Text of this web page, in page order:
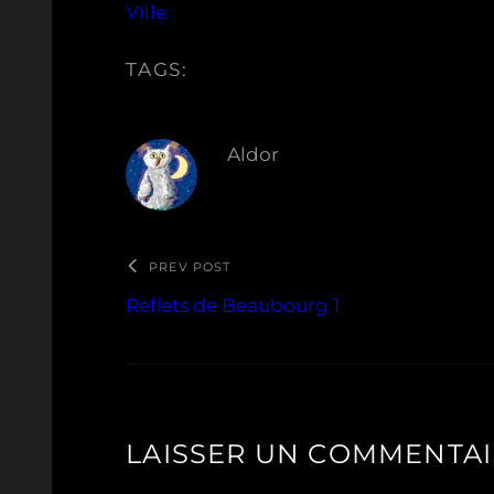
Ville
TAGS:
Aldor
PREV POST
Reflets de Beaubourg 1
LAISSER UN